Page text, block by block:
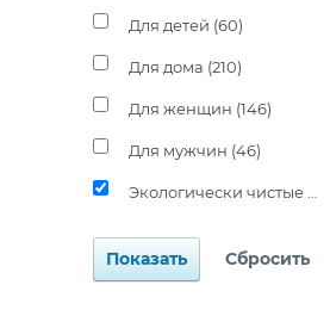
Для детей (60)
Для дома (210)
Для женщин (146)
Для мужчин (46)